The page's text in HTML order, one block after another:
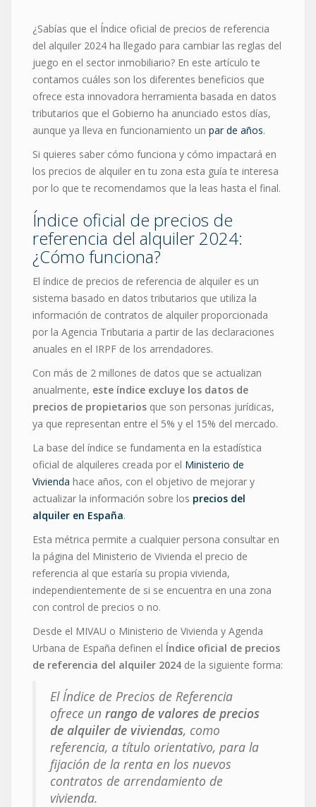
¿Sabías que el Índice oficial de precios de referencia
del alquiler 2024 ha llegado para cambiar las reglas del
juego en el sector inmobiliario? En este artículo te
contamos cuáles son los diferentes beneficios que
ofrece esta innovadora herramienta basada en datos
tributarios que el Gobierno ha anunciado estos días,
aunque ya lleva en funcionamiento un par de años.
Si quieres saber cómo funciona y cómo impactará en
los precios de alquiler en tu zona esta guía te interesa
por lo que te recomendamos que la leas hasta el final.
Índice oficial de precios de
referencia del alquiler 2024:
¿Cómo funciona?
El índice de precios de referencia de alquiler es un
sistema basado en datos tributarios que utiliza la
información de contratos de alquiler proporcionada
por la Agencia Tributaria a partir de las declaraciones
anuales en el IRPF de los arrendadores.
Con más de 2 millones de datos que se actualizan
anualmente, este índice excluye los datos de
precios de propietarios que son personas jurídicas,
ya que representan entre el 5% y el 15% del mercado.
La base del índice se fundamenta en la estadística
oficial de alquileres creada por el Ministerio de
Vivienda hace años, con el objetivo de mejorar y
actualizar la información sobre los precios del
alquiler en España.
Esta métrica permite a cualquier persona consultar en
la página del Ministerio de Vivienda el precio de
referencia al que estaría su propia vivienda,
independientemente de si se encuentra en una zona
con control de precios o no.
Desde el MIVAU o Ministerio de Vivienda y Agenda
Urbana de España definen el Índice oficial de precios
de referencia del alquiler 2024 de la siguiente forma:
El Índice de Precios de Referencia
ofrece un rango de valores de precios
de alquiler de viviendas, como
referencia, a título orientativo, para la
fijación de la renta en los nuevos
contratos de arrendamiento de
vivienda.